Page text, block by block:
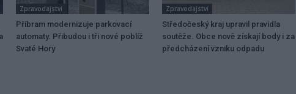
Zpravodajství
Příbram modernizuje parkovací
automaty. Přibudou i tři nové poblíž
Svaté Hory
Zpravodajství
Středočeský kraj upravil pravidla
soutěže. Obce nově získají body i za
předcházení vzniku odpadu